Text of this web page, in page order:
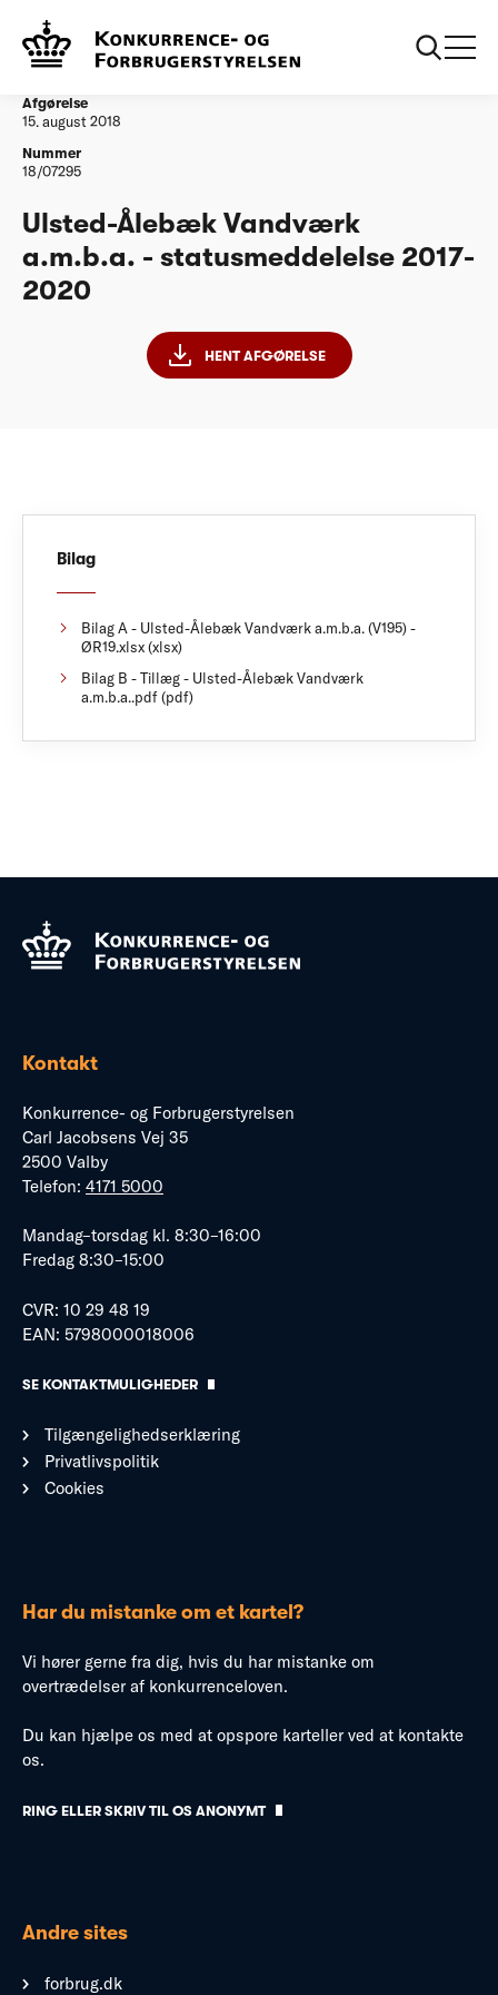
Vandtilsyn
statusmeddelelse 2017-2020
Afgørelse
15. august 2018
Nummer
18/07295
Ulsted-Ålebæk Vandværk
a.m.b.a. - statusmeddelelse 2017-
2020
HENT AFGØRELSE
Bilag
Bilag A - Ulsted-Ålebæk Vandværk a.m.b.a. (V195) -
ØR19.xlsx (xlsx)
Bilag B - Tillæg - Ulsted-Ålebæk Vandværk
a.m.b.a..pdf (pdf)
Kontakt
Konkurrence- og Forbrugerstyrelsen
Carl Jacobsens Vej 35
2500 Valby
Telefon: 4171 5000
Mandag–torsdag kl. 8:30–16:00
Fredag 8:30–15:00
CVR: 10 29 48 19
EAN: 5798000018006
SE KONTAKTMULIGHEDER
Tilgængelighedserklæring
Privatlivspolitik
Cookies
Har du mistanke om et kartel?
Vi hører gerne fra dig, hvis du har mistanke om
overtrædelser af konkurrenceloven.
Du kan hjælpe os med at opspore karteller ved at kontakte
os.
RING ELLER SKRIV TIL OS ANONYMT
Andre sites
forbrug.dk